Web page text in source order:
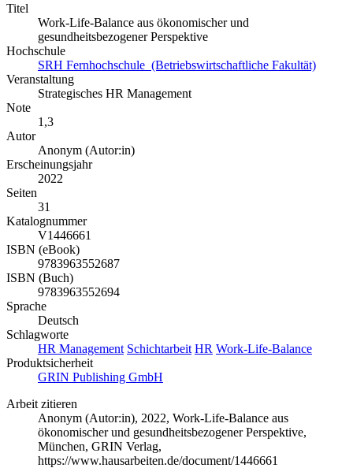
Titel
Work-Life-Balance aus ökonomischer und
gesundheitsbezogener Perspektive
Hochschule
SRH Fernhochschule (Betriebswirtschaftliche Fakultät)
Veranstaltung
Strategisches HR Management
Note
1,3
Autor
Anonym (Autor:in)
Erscheinungsjahr
2022
Seiten
31
Katalognummer
V1446661
ISBN (eBook)
9783963552687
ISBN (Buch)
9783963552694
Sprache
Deutsch
Schlagworte
HR Management Schichtarbeit HR Work-Life-Balance
Produktsicherheit
GRIN Publishing GmbH
Arbeit zitieren
Anonym (Autor:in), 2022, Work-Life-Balance aus
ökonomischer und gesundheitsbezogener Perspektive,
München, GRIN Verlag,
https://www.hausarbeiten.de/document/1446661